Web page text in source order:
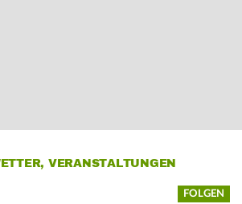
VERANSTALTUNGEN
FOLGEN